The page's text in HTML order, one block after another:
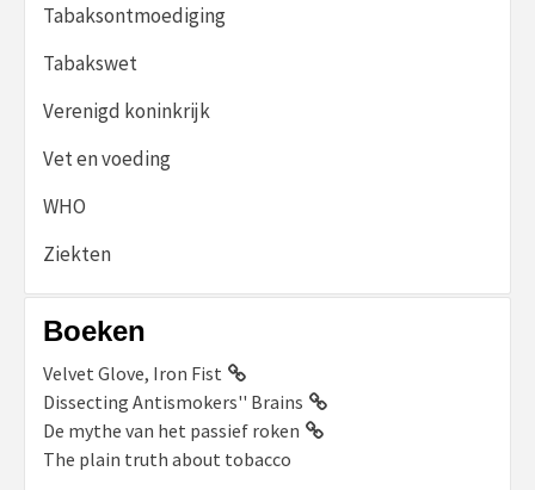
Tabaksontmoediging
Tabakswet
Verenigd koninkrijk
Vet en voeding
WHO
Ziekten
Boeken
Velvet Glove, Iron Fist
Dissecting Antismokers'' Brains
De mythe van het passief roken
The plain truth about tobacco